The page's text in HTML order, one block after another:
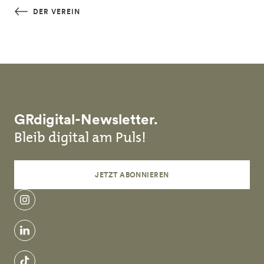
Skip to main content
DER VEREIN
GRdigital-Newsletter.
Bleib digital am Puls!
JETZT ABONNIEREN
instagram
linkedin